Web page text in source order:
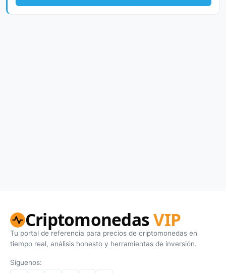
CriptomonedasVIP
Tu portal de referencia para precios de criptomonedas en
tiempo real, análisis honesto y herramientas de inversión.
Síguenos: